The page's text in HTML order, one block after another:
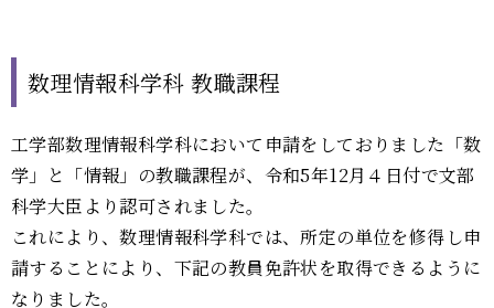
数理情報科学科 教職課程
工学部数理情報科学科において申請をしておりました「数
学」と「情報」の教職課程が、令和5年12月４日付で文部
科学大臣より認可されました。
これにより、数理情報科学科では、所定の単位を修得し申
請することにより、下記の教員免許状を取得できるように
なりました。